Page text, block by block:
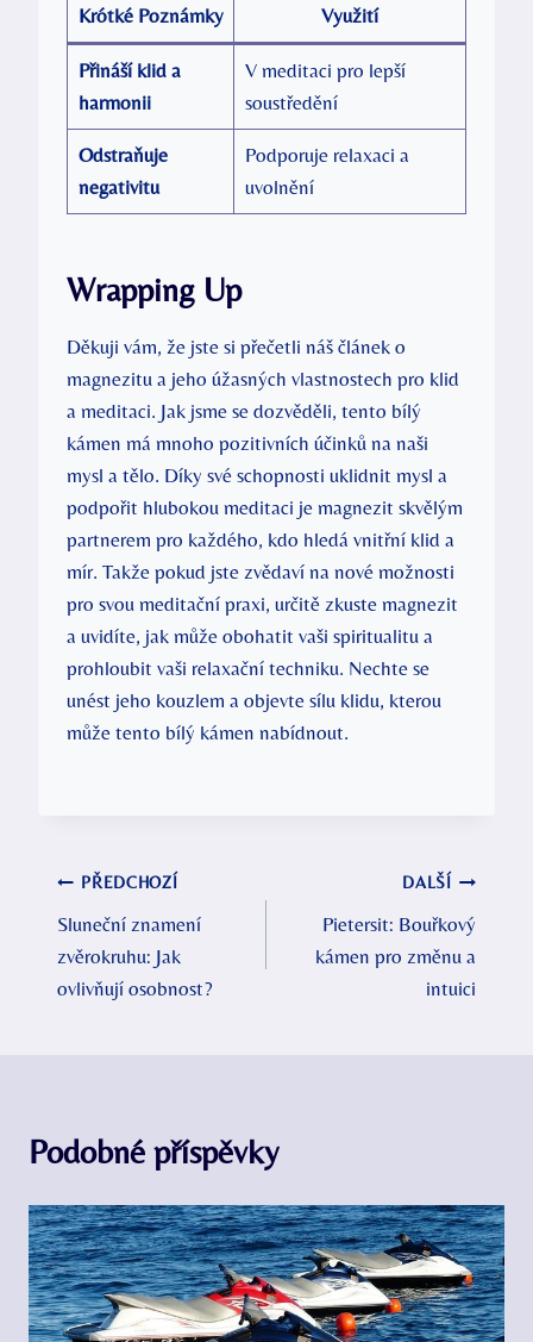
Krótké Poznámky Využití
Přináší klid a
harmonii
V meditaci pro lepší
soustředění
Odstraňuje
negativitu
Podporuje relaxaci a
uvolnění
Wrapping Up
Děkuji vám, že jste si přečetli náš článek o
magnezitu a jeho úžasných vlastnostech pro klid
a meditaci. Jak jsme se dozvěděli, tento bílý
kámen má mnoho pozitivních účinků na naši
mysl a tělo. Díky své schopnosti uklidnit mysl a
podpořit hlubokou meditaci je magnezit skvělým
partnerem pro každého, kdo hledá vnitřní klid a
mír. Takže pokud jste zvědaví na nové možnosti
pro svou meditační praxi, určitě zkuste magnezit
a uvidíte, jak může obohatit vaši spiritualitu a
prohloubit vaši relaxační techniku. Nechte se
unést jeho kouzlem a objevte sílu klidu, kterou
může tento bílý kámen nabídnout.
Navigace
pro
příspěvek
PŘEDCHOZÍ
Sluneční znamení
zvěrokruhu: Jak
ovlivňují osobnost?
DALŠÍ
Pietersit: Bouřkový
kámen pro změnu a
intuici
Podobné příspěvky